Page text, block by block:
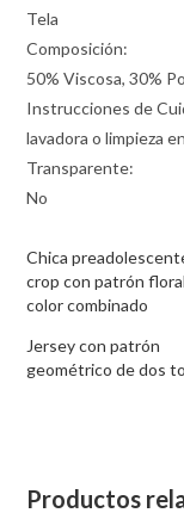
Tela
Composición:
50% Viscosa, 30%
Instrucciones de
lavadora o limpieza
Transparente:
No
Chica
crop con patrón
color combinado
Jersey con patrón
geométrico de dos
Productos